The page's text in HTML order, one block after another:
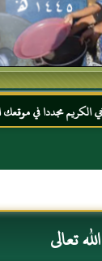
المفضل المحجة
تعالى